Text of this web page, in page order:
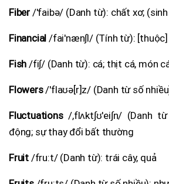
Fiber /'faibə/ (Danh từ): chất xơ;
Financial /fai'næn∫l/ (Tính từ):
Fish /fi∫/ (Danh từ): cá; thịt cá, món
Flowers/'flaʊə[r]z/ (Danh từ số
Fluctuations/,flʌkt∫ʊ'ei∫n/ (Danh
động; sự thay đổi bất thường
Fruit /fru:t/ (Danh từ): trái cây, quả